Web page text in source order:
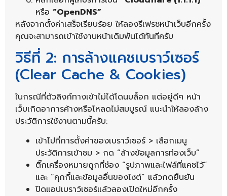
หรือ “OpenDNS”
หลังจากตั้งค่าเสร็จเรียบร้อย ให้ลองรีเฟรชหน้าเว็บอีกครั้ง
คุณจะสามารถเข้าใช้งานหน้าเดิมพันได้ทันทีครับ
วิธีที่ 2: การล้างแคชเบราว์เซอร์
(Clear Cache & Cookies)
ในกรณีที่ตัวลิงก์ทางเข้าไม่ได้โดนบล็อก แต่อยู่ดีๆ หน้า
เว็บเกิดอาการค้างหรือโหลดไม่สมบูรณ์ แนะนำให้ลองล้าง
ประวัติการใช้งานตามนี้ครับ:
เข้าไปที่การตั้งค่าของเบราว์เซอร์ > เลือกเมนู
ประวัติการเข้าชม > กด “ล้างข้อมูลการท่องเว็บ”
ติ๊กเครื่องหมายถูกที่ช่อง “รูปภาพและไฟล์ที่แคชไว้”
และ “คุกกี้และข้อมูลอื่นของไซต์” แล้วกดยืนยัน
ปิดแอปเบราว์เซอร์แล้วลองเปิดใหม่อีกครั้ง